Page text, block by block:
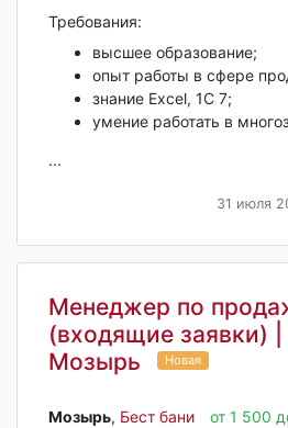
Требования:
высшее образование;
опыт работы в сфере
знание Excel, 1C 7;
умение работать в
...
31 июля
Менеджер по
(входящие заявки) |
Мозырь
Новая
Мозырь‎, Бест бани от 1 500